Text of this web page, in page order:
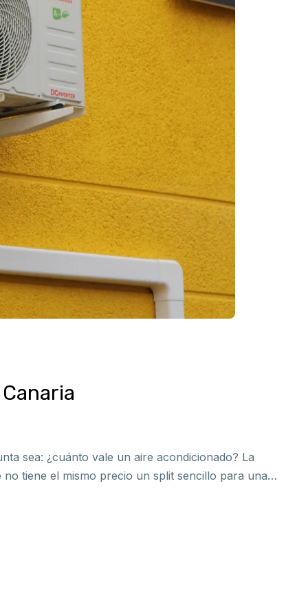
sea: ¿cuánto vale un aire acondicionado? La
tiene el mismo precio un split sencillo para una…